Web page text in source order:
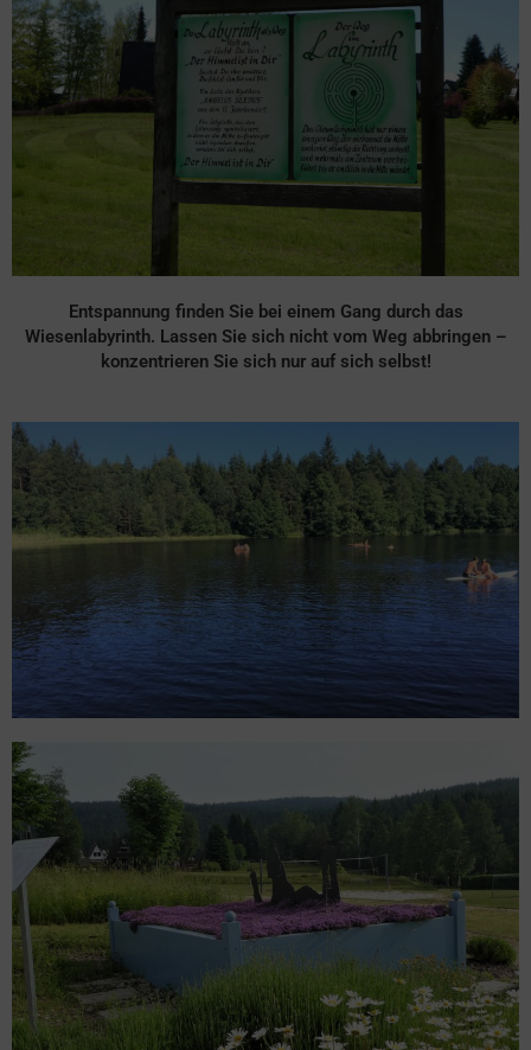
Entspannung finden Sie bei einem Gang durch das
Wiesenlabyrinth. Lassen Sie sich nicht vom Weg abbringen –
konzentrieren Sie sich nur auf sich selbst!